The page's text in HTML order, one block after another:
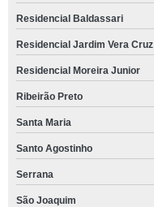
Residencial Baldassari
Residencial Jardim Vera Cruz
Residencial Moreira Junior
Ribeirão Preto
Santa Maria
Santo Agostinho
Serrana
São Joaquim